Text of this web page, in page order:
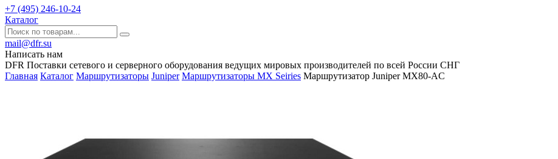
+7 (495) 246-10-24
Каталог
mail@dfr.su
Написать нам
DFR Поставки сетевого и серверного оборудования ведущих мировых производителей по всей России СНГ
Главная Каталог Маршрутизаторы Juniper Маршрутизаторы MX Seiries Маршрутизатор Juniper MX80-AC